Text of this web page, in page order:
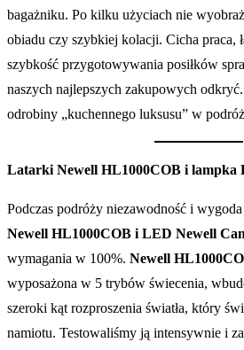
bagażniku. Po kilku użyciach nie
obiadu czy szybkiej kolacji. Cicha praca,
szybkość przygotowywania posiłków
naszych najlepszych zakupowych
odrobiny „kuchennego luksusu” w
Latarki Newell HL1000COB i lampka
Podczas podróży niezawodność i
Newell HL1000COB i LED Newell
wymagania w 100%. Newell
wyposażona w 5 trybów świecenia,
szeroki kąt rozproszenia światła, który
namiotu. Testowaliśmy ją intensywnie i